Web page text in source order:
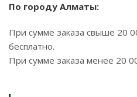
По городу Алматы:
При сумме заказа свыше 20
бесплатно.
При сумме заказа менее 20